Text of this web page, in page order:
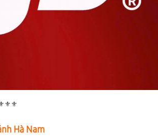
Hà Nam